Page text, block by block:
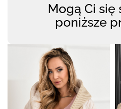
Mogą Ci
poniższe